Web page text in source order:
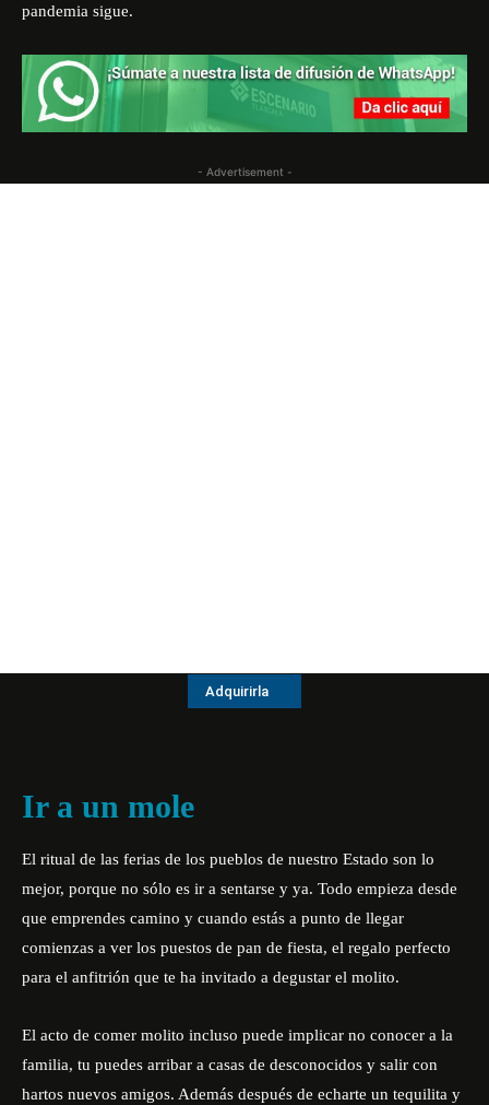
pandemia sigue.
- Advertisement -
Adquirirla
Ir a un mole
El ritual de las ferias de los pueblos de nuestro Estado son lo
mejor, porque no sólo es ir a sentarse y ya. Todo empieza desde
que emprendes camino y cuando estás a punto de llegar
comienzas a ver los puestos de pan de fiesta, el regalo perfecto
para el anfitrión que te ha invitado a degustar el molito.
El acto de comer molito incluso puede implicar no conocer a la
familia, tu puedes arribar a casas de desconocidos y salir con
hartos nuevos amigos. Además después de echarte un tequilita y